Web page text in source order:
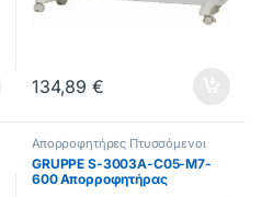
134,89€
Απορροφητήρες Πτυσσόμενοι
GRUPPE S-3003A-C05-M7-
600 Απορροφητήρας